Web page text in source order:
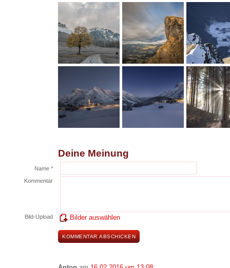
Deine Meinung
Name *
Kommentar
Bild-Upload Bilder auswählen